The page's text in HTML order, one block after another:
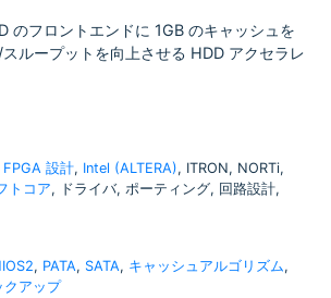
のフロントエンドに 1GB のキャッシュを
ループットを向上させる HDD アクセラレ
FPGA 設計, Intel (ALTERA), ITRON, NORTi,
トコア, ドライバ, ポーティング, 回路設計,
, PATA, SATA, キャッシュアルゴリズム,
クアップ